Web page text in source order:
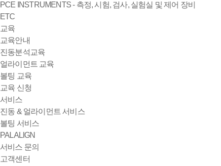
PCE INSTRUMENTS - 측정, 시험, 검사, 실험실 및 제어 장비
ETC
교육
교육안내
진동분석교육
얼라이먼트 교육
볼팅 교육
교육 신청
서비스
진동 & 얼라이먼트 서비스
볼팅 서비스
PALALIGN
서비스 문의
고객센터